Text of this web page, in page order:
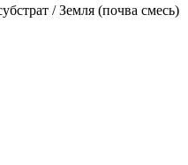
/ Земля (почва смесь)